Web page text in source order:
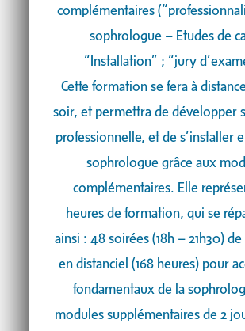
complémentaires
sophrologue – Etudes de
“Installation” ; “jury
Cette formation se fera à
soir, et permettra de développer
professionnelle, et de s’installer
sophrologue grâce aux
complémentaires. Elle
heures de formation, qui se
ainsi : 48 soirées (18h – 21h30)
en distanciel (168 heures) pour
fondamentaux de la
modules supplémentaires de 2